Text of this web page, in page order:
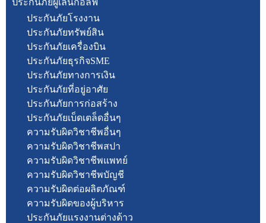
ประกันภัยผู้เล่นกอล์ฟ
ประกันภัยโรงงาน
ประกันภัยทรัพย์สิน
ประกันภัยเครื่องบิน
ประกันภัยธุรกิจSME
ประกันภัยทางการเงิน
ประกันภัยที่อยู่อาศัย
ประกันภัยการก่อสร้าง
ประกันภัยเบ็ดเตล็ดอื่นๆ
ความรับผิดวิชาชีพอื่นๆ
ความรับผิดวิชาชีพสปา
ความรับผิดวิชาชีพแพทย์
ความรับผิดวิชาชีพบัญชี
ความรับผิดต่อผลิตภัณฑ์
ความรับผิดของผู้บริหาร
ประกันภัยแรงงานต่างด้าว